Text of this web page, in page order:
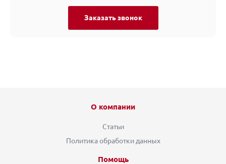
Заказать звонок
О компании
Статьи
Политика обработки данных
Помощь